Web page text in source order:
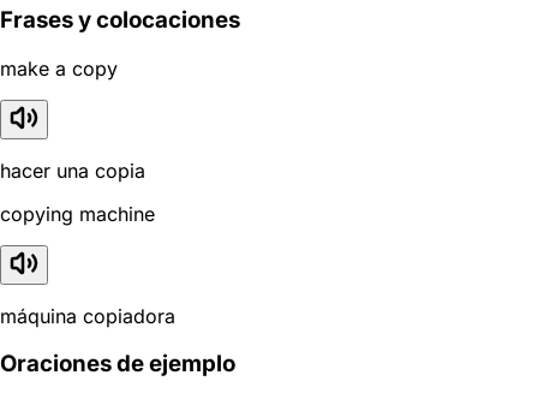
Frases y colocaciones
make a copy
hacer una copia
copying machine
máquina copiadora
Oraciones de ejemplo